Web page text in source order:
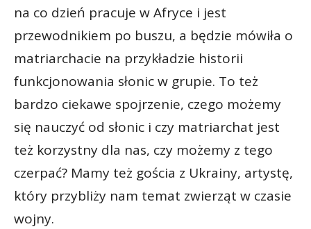
na co dzień pracuje w Afryce i jest
przewodnikiem po buszu, a będzie mówiła o
matriarchacie na przykładzie historii
funkcjonowania słonic w grupie. To też
bardzo ciekawe spojrzenie, czego możemy
się nauczyć od słonic i czy matriarchat jest
też korzystny dla nas, czy możemy z tego
czerpać? Mamy też gościa z Ukrainy, artystę,
który przybliży nam temat zwierząt w czasie
wojny.